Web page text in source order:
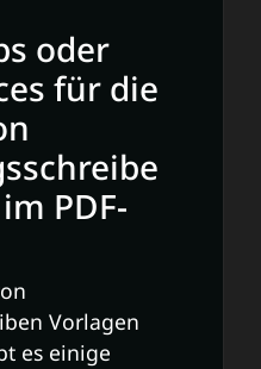
oder
für die
PDF-
Vorlagen
es einige